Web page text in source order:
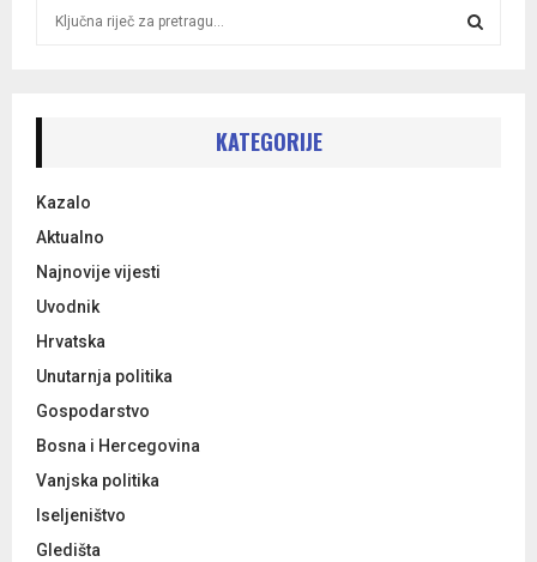
r
:
KATEGORIJE
Kazalo
Aktualno
Najnovije vijesti
Uvodnik
Hrvatska
Unutarnja politika
Gospodarstvo
Bosna i Hercegovina
Vanjska politika
Iseljeništvo
Gledišta